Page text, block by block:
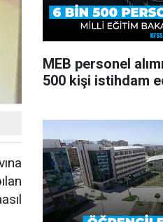
MEB personel
500 kişi istihdam